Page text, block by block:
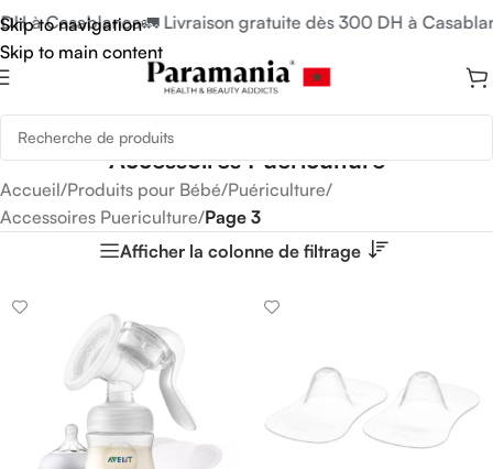
Skip to navigation
Skip to main content
Casablanca🚛 Livraison gratuite dès 300 DH à Casablanca
Accessoires Puericulture
Accueil/Produits pour Bébé/Puériculture/
Accessoires Puericulture/Page 3
Afficher la colonne de filtrage